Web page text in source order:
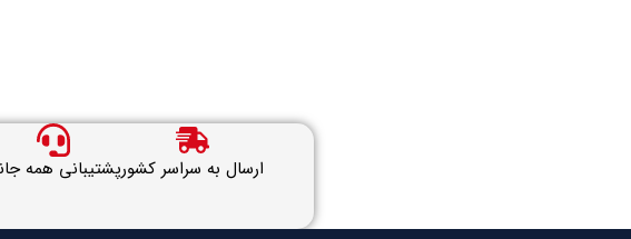
ارسال به سراسر کشورپشتیبانی همه